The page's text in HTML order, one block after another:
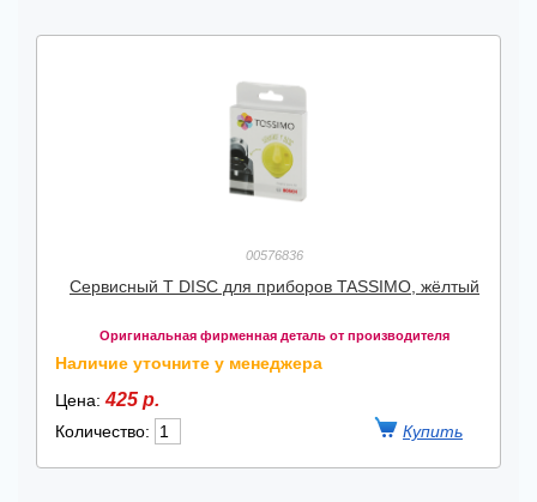
00576836
Cервисный T DISC для приборов TASSIMO, жёлтый
Оригинальная фирменная деталь от производителя
Наличие уточните у менеджера
Цена:425 р.
Количество: